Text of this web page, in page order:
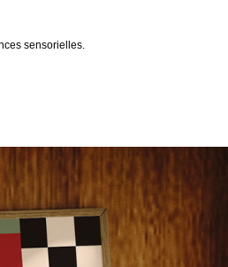
sensorielles.